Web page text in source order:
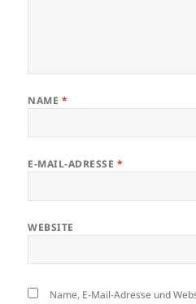
NAME *
E-MAIL-ADRESSE *
WEBSITE
Name, E-Mail-Adresse und